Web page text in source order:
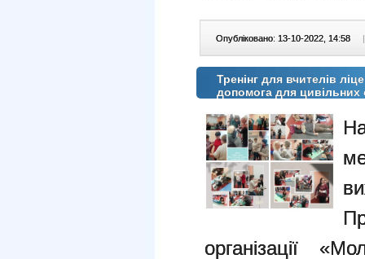
Опубліковано: 13-10-2022, 14:58 |
Тренінг для вчителів
допомога для цивільних
організації